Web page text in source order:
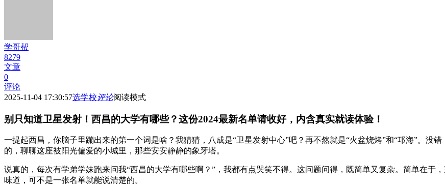
学哥帮
8279
文章
0
评论
2025-11-04 17:30:57选学校评论阅读模式
别只知道卫星发射！西昌的大学有哪些？这份2024最新名单请收好，内含真实就读体验！
一提起西昌，你脑子里蹦出来的第一个词是啥？我猜猜，八成是“卫星发射中心”吧？再不然就是“火盆烧烤”和“邛海”。没
的，聊聊这座被阳光偏爱的小城里，那些安安静静的象牙塔。
说真的，每次有学弟学妹跑来问我“西昌的大学有哪些啊？”，我都有点哭笑不得。这问题问得，既简单又复杂。简单在于
味道，可不是一张名单就能说清楚的。